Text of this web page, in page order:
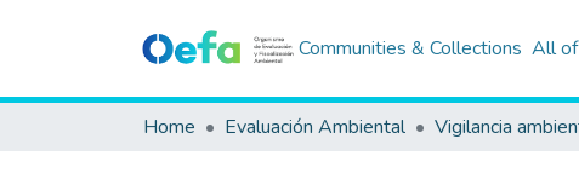
Communities & Collections All
Home Evaluación Ambiental Vigilancia